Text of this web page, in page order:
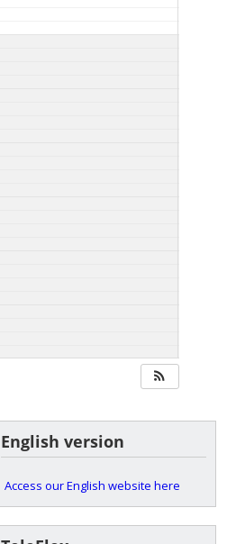
English version
Access our English website here